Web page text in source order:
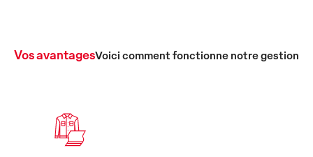
Vos avantagesVoici comment fonctionne notre gestion